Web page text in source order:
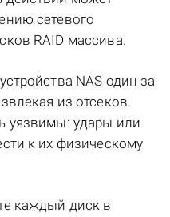
сетевого
RAID массива.
NAS один за
из отсеков.
уязвимы: удары или
к их физическому
каждый диск в